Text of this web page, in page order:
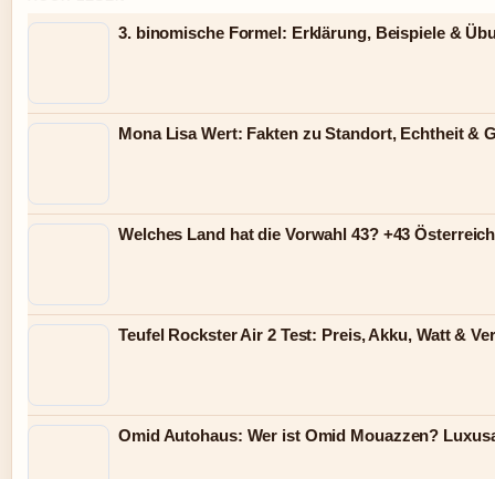
3. binomische Formel: Erklärung, Beispiele &
Mona Lisa Wert: Fakten zu Standort, Echtheit &
Welches Land hat die Vorwahl 43? +43
Teufel Rockster Air 2 Test: Preis, Akku, Watt &
Omid Autohaus: Wer ist Omid Mouazzen?